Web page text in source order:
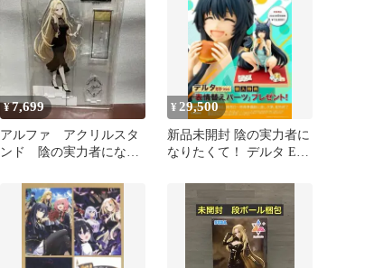
¥7,699
アルファ アクリルスタ
ンド 陰の実力者になり
スタ 陰実
¥ 29,500
新品未開封 陰の実力者に
なりたくて！ デルタ ED